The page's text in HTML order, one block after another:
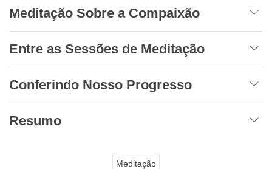
Meditação Sobre a Compaixão
Entre as Sessões de Meditação
Conferindo Nosso Progresso
Resumo
Meditação